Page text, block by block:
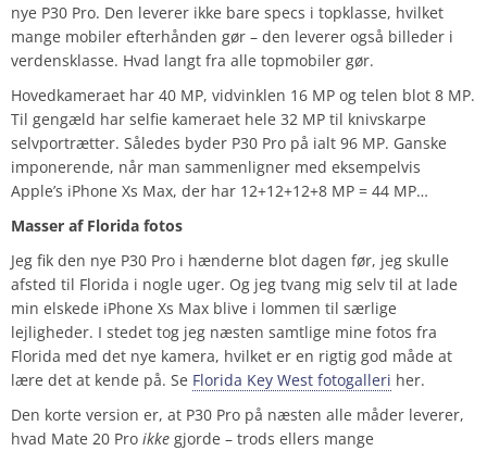
nye P30 Pro. Den leverer ikke bare specs i topklasse, hvilket
mange mobiler efterhånden gør – den leverer også billeder i
verdensklasse. Hvad langt fra alle topmobiler gør.
Hovedkameraet har 40 MP, vidvinklen 16 MP og telen blot 8 MP.
Til gengæld har selfie kameraet hele 32 MP til knivskarpe
selvportrætter. Således byder P30 Pro på ialt 96 MP. Ganske
imponerende, når man sammenligner med eksempelvis
Apple’s iPhone Xs Max, der har 12+12+12+8 MP = 44 MP…
Masser af Florida fotos
Jeg fik den nye P30 Pro i hænderne blot dagen før, jeg skulle
afsted til Florida i nogle uger. Og jeg tvang mig selv til at lade
min elskede iPhone Xs Max blive i lommen til særlige
lejligheder. I stedet tog jeg næsten samtlige mine fotos fra
Florida med det nye kamera, hvilket er en rigtig god måde at
lære det at kende på. Se Florida Key West fotogalleri her.
Den korte version er, at P30 Pro på næsten alle måder leverer,
hvad Mate 20 Pro ikke gjorde – trods ellers mange